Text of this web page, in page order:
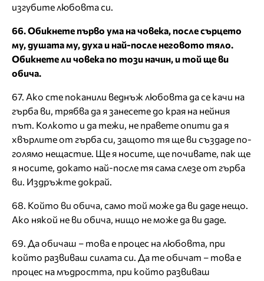
изгубите любовта си.
66. Обикнете първо ума на човека, после сърцето
му, душата му, духа и най-после неговото тяло.
Обикнете ли човека по този начин, и той ще ви
обича.
67. Ако сте поканили веднъж любовта да се качи на
гърба ви, трябва да я занесете до края на нейния
път. Колкото и да тежи, не правете опити да я
хвърлите от гърба си, защото тя ще ви създаде по-
голямо нещастие. Ще я носите, ще почивате, пак ще
я носите, докато най-после тя сама слезе от гърба
ви. Издръжте докрай.
68. Който ви обича, само той може да ви даде нещо.
Ако някой не ви обича, нищо не може да ви даде.
69. Да обичаш – това е процес на любовта, при
който развиваш силата си. Да те обичат – това е
процес на мъдростта, при който развиваш